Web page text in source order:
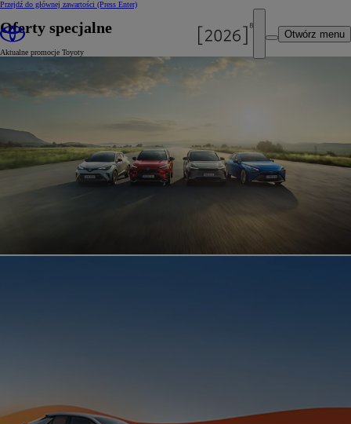
Przejdź do głównej zawartości (Press Enter)
Otwórz menu
Oferty specjalne
Aktualne promocje Toyoty